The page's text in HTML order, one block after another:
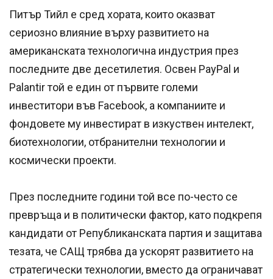
Питър Тийл е сред хората, които оказват
сериозно влияние върху развитието на
американската технологична индустрия през
последните две десетилетия. Освен PayPal и
Palantir той е един от първите големи
инвеститори във Facebook, а компаниите и
фондовете му инвестират в изкуствен интелект,
биотехнологии, отбранителни технологии и
космически проекти.
През последните години той все по-често се
превръща и в политически фактор, като подкрепя
кандидати от Републиканската партия и защитава
тезата, че САЩ трябва да ускорят развитието на
стратегически технологии, вместо да ограничават